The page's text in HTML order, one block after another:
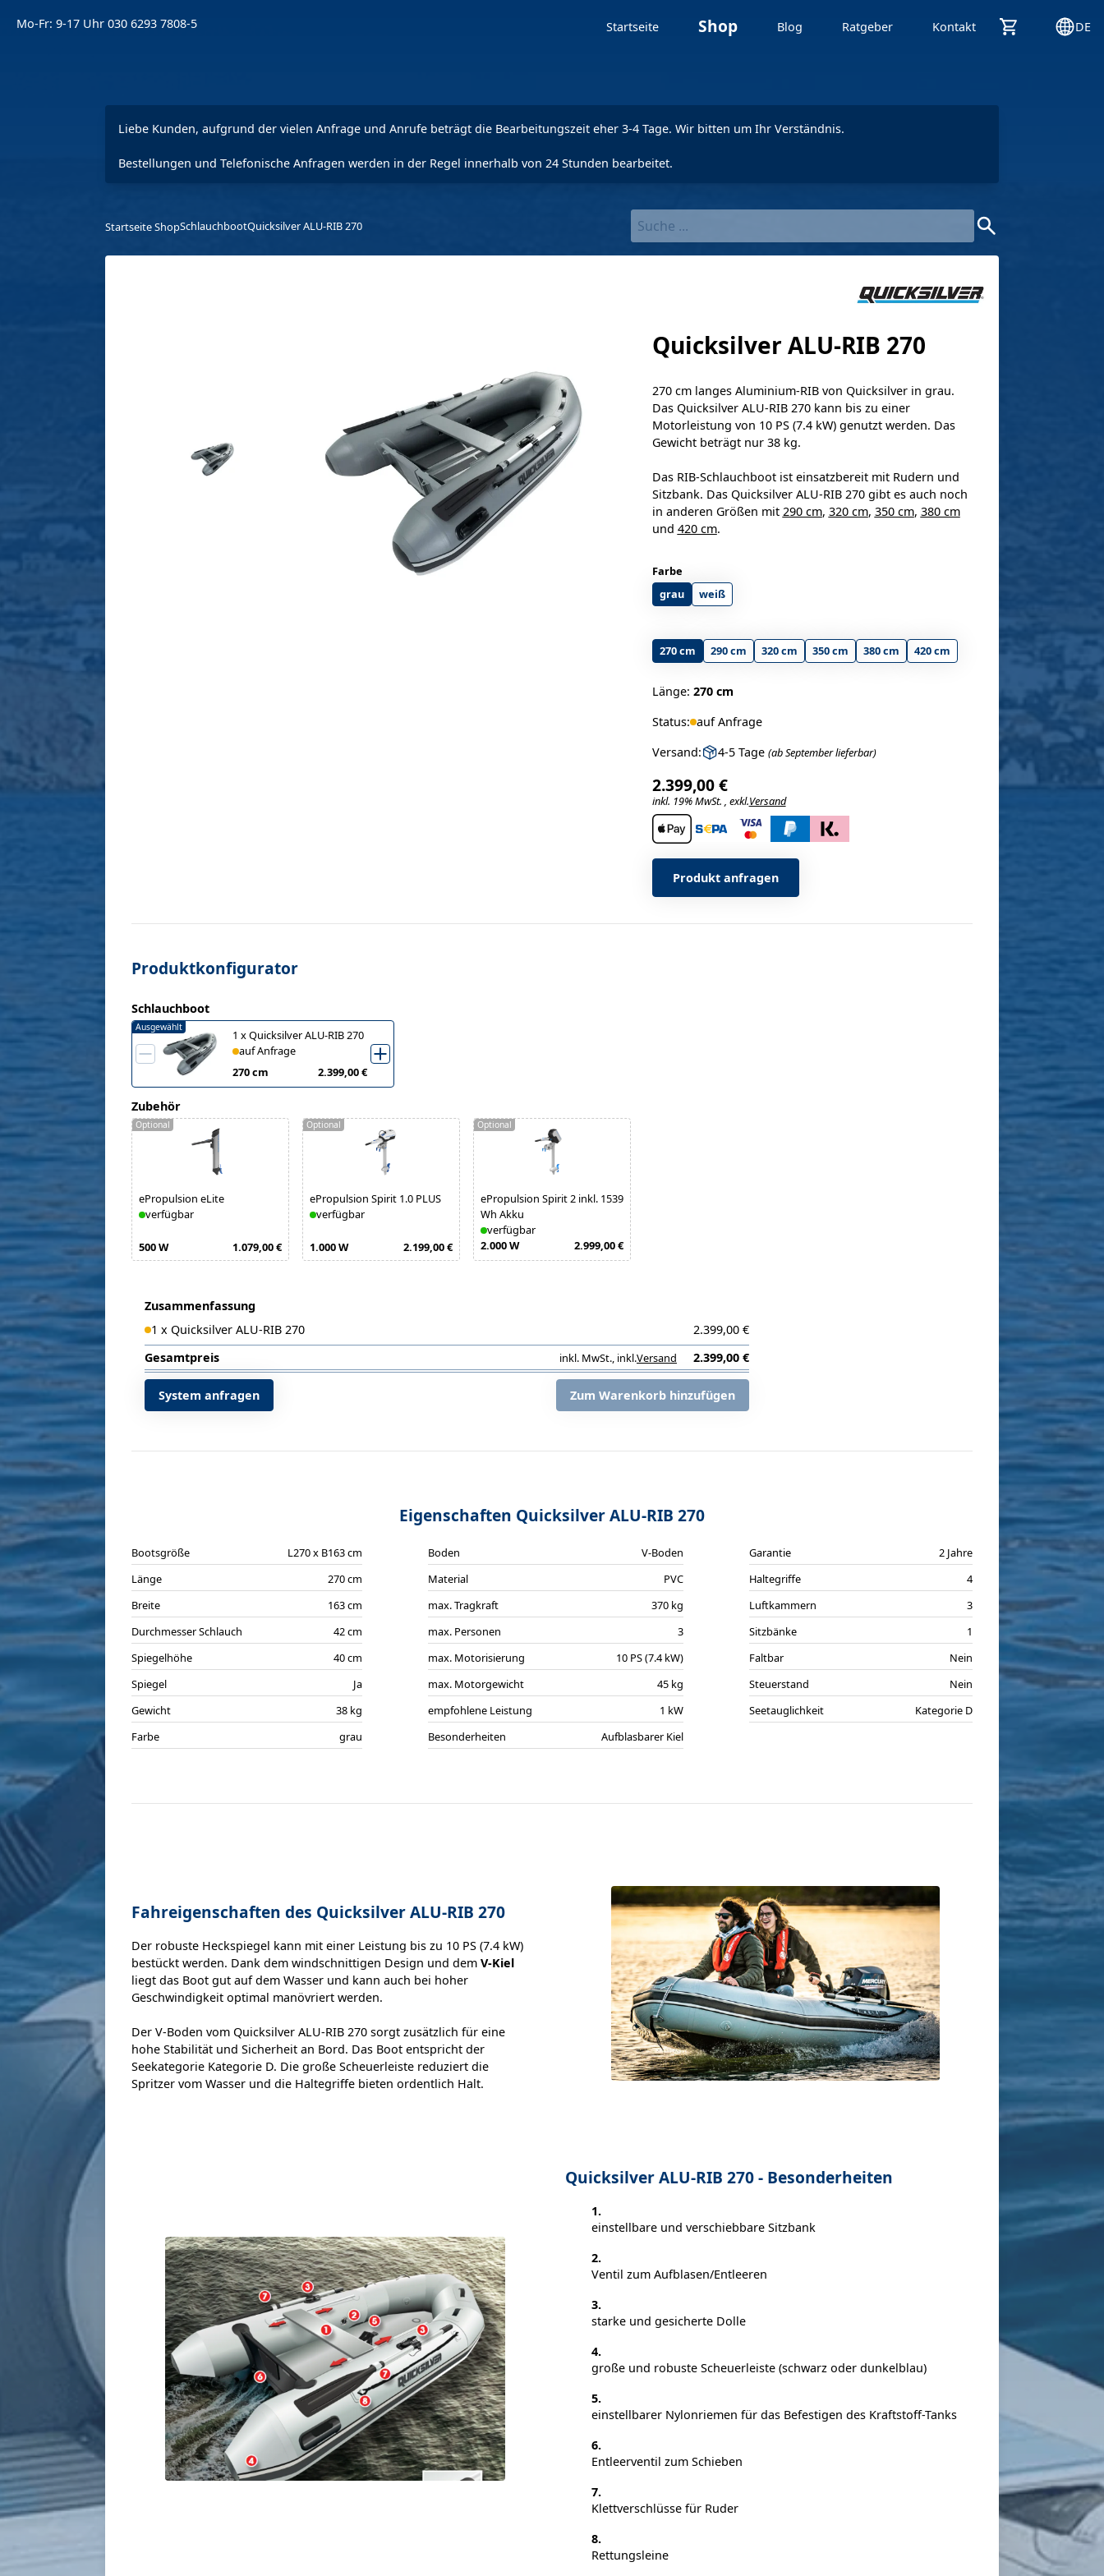
Mo-Fr: 9-17 Uhr 030 6293 7808-5 Startseite Shop Blog Ratgeber Kontakt DE
Liebe Kunden, aufgrund der vielen Anfrage und Anrufe beträgt die Bearbeitungszeit eher 3-4 Tage. Wir bitten um Ihr Verständnis.
Bestellungen und Telefonische Anfragen werden in der Regel innerhalb von 24 Stunden bearbeitet.
Startseite ShopSchlauchbootQuicksilver ALU-RIB 270
Quicksilver ALU-RIB 270
Länge: 270 cm
Status: auf Anfrage
Versand:
4-5 Tage (ab September lieferbar)
2.399,00 €
inkl. 19% MwSt. , exkl.Versand
Produkt anfragen
270 cm langes Aluminium-RIB von Quicksilver in grau.
Das Quicksilver ALU-RIB 270 kann bis zu einer
Motorleistung von 10 PS (7.4 kW) genutzt werden. Das
Gewicht beträgt nur 38 kg.
Das RIB-Schlauchboot ist einsatzbereit mit Rudern und
Sitzbank. Das Quicksilver ALU-RIB 270 gibt es auch noch
in anderen Größen mit 290 cm, 320 cm, 350 cm, 380 cm
und 420 cm.
Farbe
grau
weiß
270 cm 290 cm 320 cm 350 cm 380 cm 420 cm
Produktkonfigurator
Schlauchboot
1 xQuicksilver ALU-RIB 270
auf Anfrage
270 cm
2.399,00 €
Ausgewählt
Zubehör
ePropulsion eLite
verfügbar
500 W 1.079,00 €
Optional
ePropulsion Spirit 1.0 PLUS
verfügbar
1.000 W 2.199,00 €
Optional
ePropulsion Spirit 2 inkl. 1539
Wh Akku
verfügbar
2.000 W
2.999,00 €
Optional
Zusammenfassung
1 x Quicksilver ALU-RIB 270
2.399,00 €
Gesamtpreis
inkl. MwSt., inkl.Versand 2.399,00 €
System anfragen Zum Warenkorb hinzufügen
Eigenschaften Quicksilver ALU-RIB 270
Bootsgröße
L270 x B163 cm
Länge
270 cm
Breite
163 cm
Durchmesser Schlauch
42 cm
Spiegelhöhe
40 cm
Spiegel
Ja
Gewicht
38 kg
Farbe
grau
Boden
V-Boden
Material
PVC
max. Tragkraft
370 kg
max. Personen
3
max. Motorisierung
10 PS (7.4 kW)
max. Motorgewicht
45 kg
empfohlene Leistung
1 kW
Besonderheiten
Aufblasbarer Kiel
Garantie
2 Jahre
Haltegriffe
4
Luftkammern
3
Sitzbänke
1
Faltbar
Nein
Steuerstand
Nein
Seetauglichkeit
Kategorie D
Fahreigenschaften des Quicksilver ALU-RIB 270
Der robuste Heckspiegel kann mit einer Leistung bis zu 10 PS (7.4 kW)
bestückt werden. Dank dem windschnittigen Design und dem V-Kiel
liegt das Boot gut auf dem Wasser und kann auch bei hoher
Geschwindigkeit optimal manövriert werden.
Der V-Boden vom Quicksilver ALU-RIB 270 sorgt zusätzlich für eine
hohe Stabilität und Sicherheit an Bord. Das Boot entspricht der
Seekategorie Kategorie D. Die große Scheuerleiste reduziert die
Spritzer vom Wasser und die Haltegriffe bieten ordentlich Halt.
Quicksilver ALU-RIB 270 - Besonderheiten
1.
einstellbare und verschiebbare Sitzbank
2.
Ventil zum Aufblasen/Entleeren
3.
starke und gesicherte Dolle
4.
große und robuste Scheuerleiste (schwarz oder dunkelblau)
5.
einstellbarer Nylonriemen für das Befestigen des Kraftstoff-Tanks
6.
Entleerventil zum Schieben
7.
Klettverschlüsse für Ruder
8.
Rettungsleine